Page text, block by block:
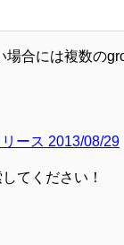
合には複数の
ース 2013/08/29
てください！